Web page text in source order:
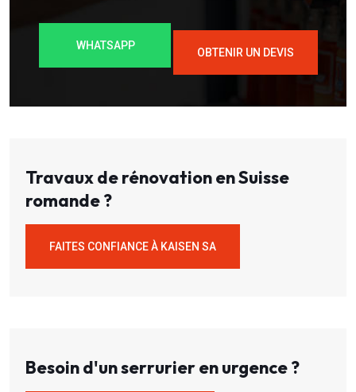
WHATSAPP
OBTENIR UN DEVIS
Travaux de rénovation en Suisse
romande ?
FAITES CONFIANCE À KAISEN SA
Besoin d'un serrurier en urgence ?